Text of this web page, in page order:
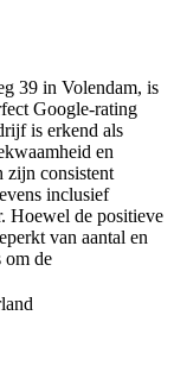
39 in Volendam, is
Google-rating
is erkend als
en
zijn consistent
inclusief
Hoewel de positieve
van aantal en
om de